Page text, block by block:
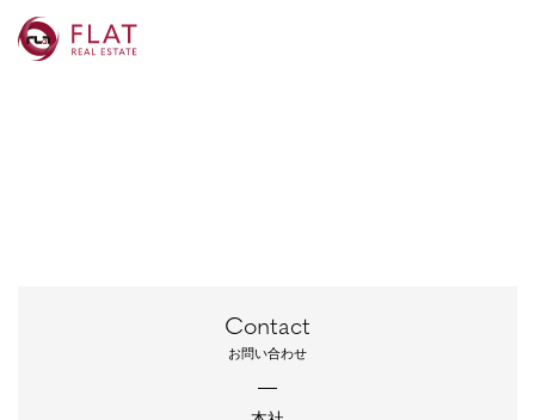
Contact
お問い合わせ